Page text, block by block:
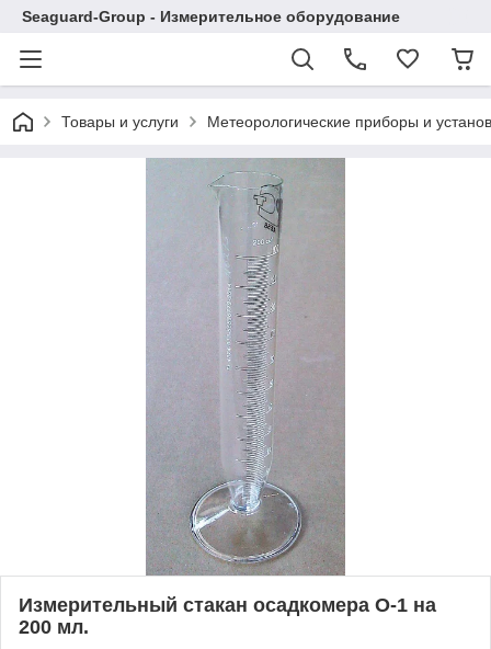
Seaguard-Group - Измерительное оборудование
Товары и услуги Метеорологические приборы и
Измерительный стакан осадкомера О-1 на
200 мл.